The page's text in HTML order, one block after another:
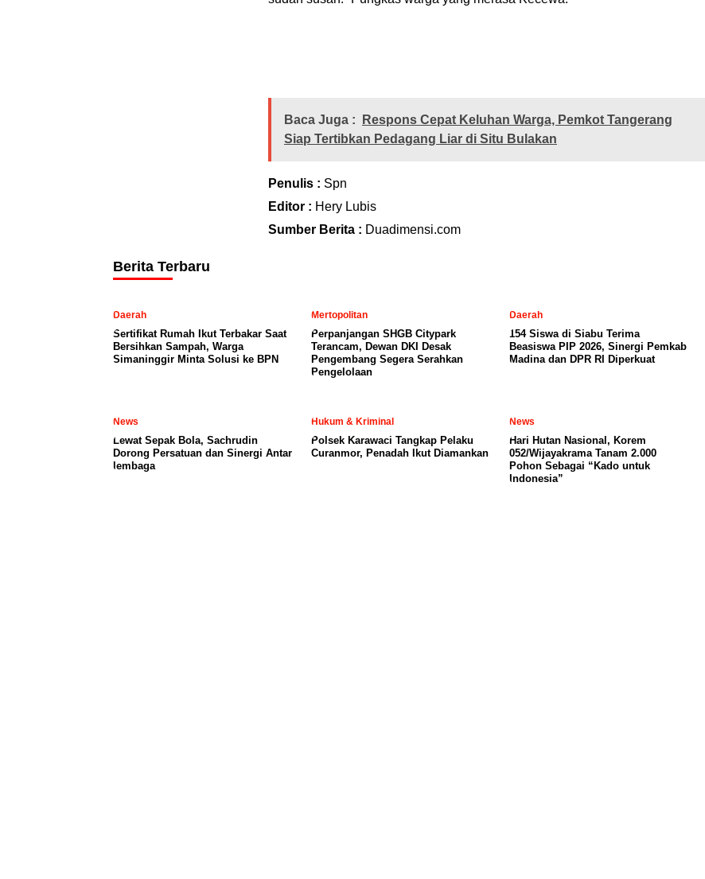
Baca Juga :
Respons Cepat Keluhan Warga, Pemkot Tangerang
Siap Tertibkan Pedagang Liar di Situ Bulakan
Penulis : Spn
Editor : Hery Lubis
Sumber Berita : Duadimensi.com
Berita Terbaru
Daerah
Sertifikat Rumah Ikut Terbakar Saat
Bersihkan Sampah, Warga
Simaninggir Minta Solusi ke BPN
Mertopolitan
Perpanjangan SHGB Citypark
Terancam, Dewan DKI Desak
Pengembang Segera Serahkan
Pengelolaan
Daerah
154 Siswa di Siabu Terima
Beasiswa PIP 2026, Sinergi Pemkab
Madina dan DPR RI Diperkuat
News
Lewat Sepak Bola, Sachrudin
Dorong Persatuan dan Sinergi Antar
lembaga
Hukum & Kriminal
Polsek Karawaci Tangkap Pelaku
Curanmor, Penadah Ikut Diamankan
News
Hari Hutan Nasional, Korem
052/Wijayakrama Tanam 2.000
Pohon Sebagai “Kado untuk
Indonesia”